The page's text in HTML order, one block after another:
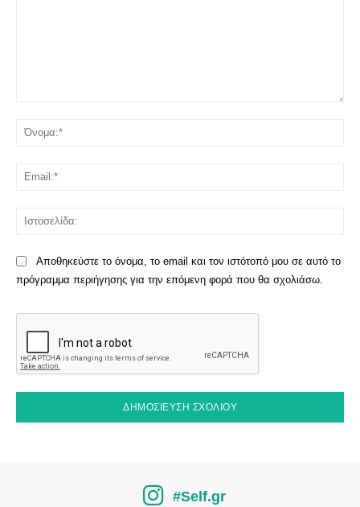
Αποθηκεύστε το όνομα, το email και τον ιστότοπό μου σε αυτό το
πρόγραμμα περιήγησης για την επόμενη φορά που θα σχολιάσω.
#Self.gr